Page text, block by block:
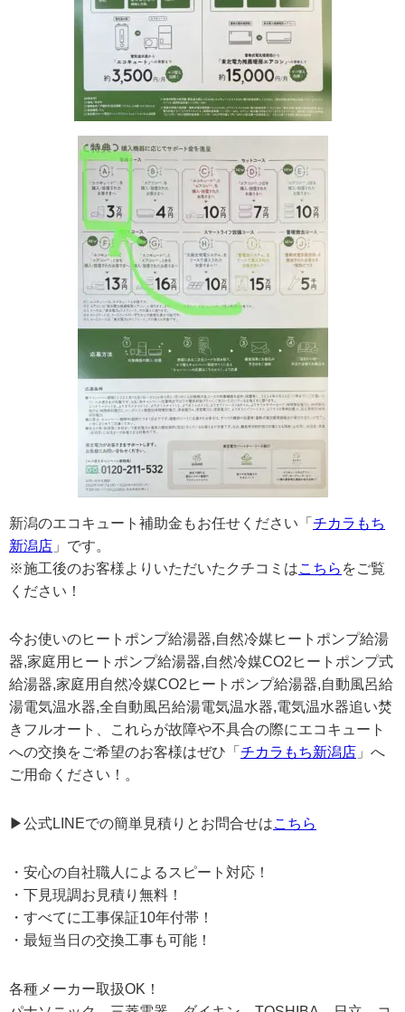
新潟のエコキュート補助金もお任せください「 チカラもち
新潟店 」です。
※施工後のお客様よりいただいたクチコミはこちら をご覧
ください！
今お使いのヒートポンプ給湯器,自然冷媒ヒートポンプ給湯
器,家庭用ヒートポンプ給湯器,自然冷媒CO2ヒートポンプ式
給湯器,家庭用自然冷媒CO2ヒートポンプ給湯器,自動風呂給
湯電気温水器,全自動風呂給湯電気温水器,電気温水器追い焚
きフルオート、これらが故障や不具合の際にエコキュート
への交換をご希望のお客様はぜひ「 チカラもち新潟店 」へ
ご用命ください！。
▶公式LINEでの簡単見積りとお問合せはこちら
・安心の自社職人によるスピート対応！
・下見現調お見積り無料！
・すべてに工事保証10年付帯！
・最短当日の交換工事も可能！
各種メーカー取扱OK！